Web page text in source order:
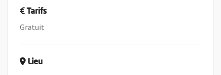
Tarifs
Gratuit
Lieu